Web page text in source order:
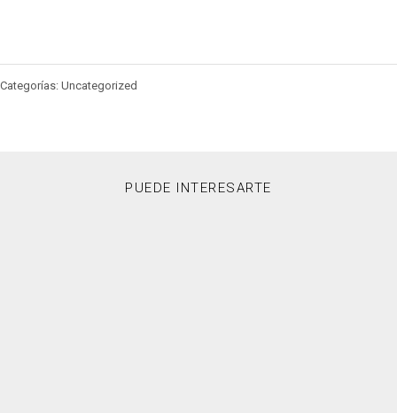
Categorías: Uncategorized
PUEDE INTERESARTE